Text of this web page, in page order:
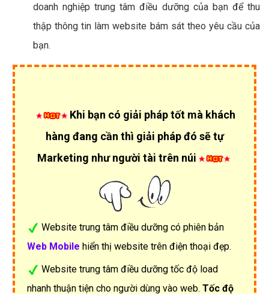
doanh nghiệp trung tâm điều dưỡng của bạn để thu
thập thông tin làm website bám sát theo yêu cầu của
bạn.
Khi bạn có giải pháp tốt mà khách
hàng đang cần thì giải pháp đó sẽ tự
Marketing như người tài trên núi
Website trung tâm điều dưỡng có phiên bản
Web Mobile hiển thị website trên điện thoại đẹp.
Website trung tâm điều dưỡng tốc độ load
nhanh thuận tiện cho người dùng vào web. Tốc độ